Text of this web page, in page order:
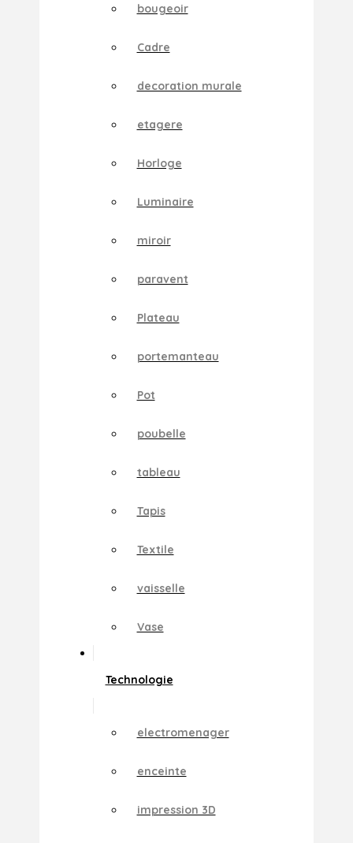
bougeoir
Cadre
decoration murale
etagere
Horloge
Luminaire
miroir
paravent
Plateau
portemanteau
Pot
poubelle
tableau
Tapis
Textile
vaisselle
Vase
Technologie
electromenager
enceinte
impression 3D